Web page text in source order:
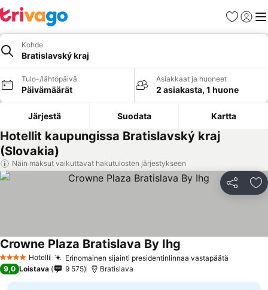
Suosikit
Kohde
Bratislavský kraj
Tulo-/lähtöpäivä
Päivämäärät
Asiakkaat ja huoneet
2 asiakasta, 1 huone
Järjestä Suodata Kartta
Hotellit kaupungissa Bratislavský kraj
(Slovakia)
Näin maksut vaikuttavat hakutulosten järjestykseen
Jaa
4 Tähtiluokitus
Hotelli Erinomainen sijainti presidentinlinnaa vastapäätä
Crowne Plaza Bratislava By Ihg
9,0 Loistava 9 575 Bratislava